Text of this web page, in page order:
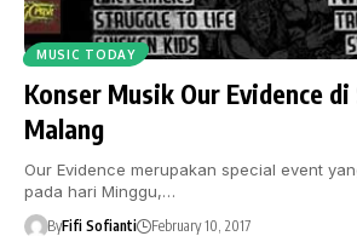
MUSIC TODAY
Konser Musik Our Evidence
Malang
Our Evidence merupakan special event
pada hari Minggu,…
ByFifi Sofianti February 10, 2017